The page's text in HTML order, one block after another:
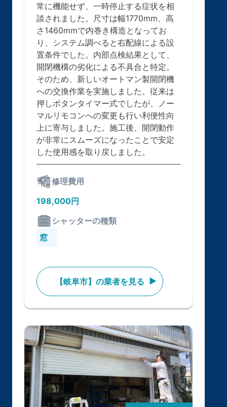
常に機能せず、一時停止する症状を相
談されました。尺寸は幅1770mm、高
さ1460mmで内巻き構造となってお
り、システム調べると右配線による設
置条件でした。内部点検結果として、
開閉機構の劣化による不具合と特定。
そのため、新しいオートマン製開閉機
への交換作業を実施しました。従来は
押しボタンタイマー式でしたが、ノー
マルリモコンへの変更も行い利便性向
上に寄与しました。施工後、開閉動作
が非常にスムーズになったことで安定
した使用感を取り戻しました。
修理費用
198,000円
シャッターの種類
窓
【岐阜市】の業者を見る